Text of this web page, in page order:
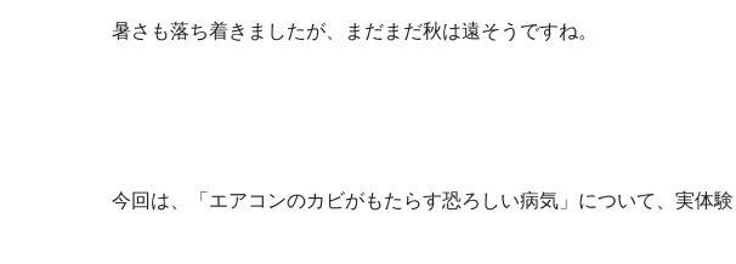
暑さも落ち着きましたが、まだまだ秋は遠そうですね。
今回は、「エアコンのカビがもたらす恐ろしい病気」について、実体